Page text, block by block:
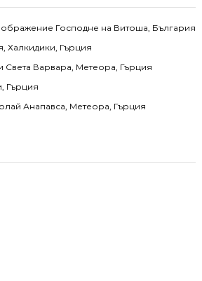
Господне на Витоша, България
Халкидики, Гърция
Света Варвара, Метеора, Гърция
Гърция
Анапавса, Метеора, Гърция